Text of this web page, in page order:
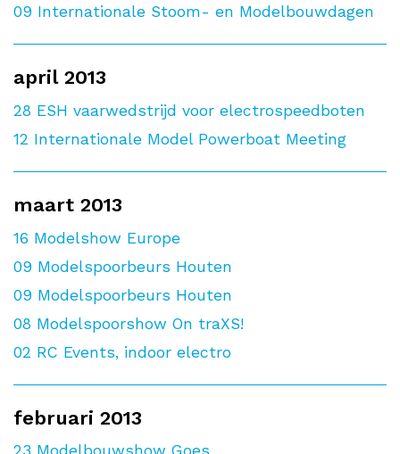
09 Internationale Stoom- en Modelbouwdagen
april 2013
28 ESH vaarwedstrijd voor electrospeedboten
12 Internationale Model Powerboat Meeting
maart 2013
16 Modelshow Europe
09 Modelspoorbeurs Houten
09 Modelspoorbeurs Houten
08 Modelspoorshow On traXS!
02 RC Events, indoor electro
februari 2013